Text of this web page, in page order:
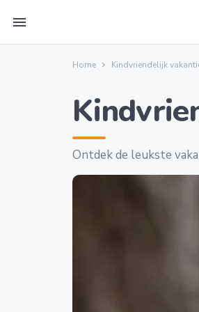
menu
Home Kindvriendelijk
Ontdek de leukste